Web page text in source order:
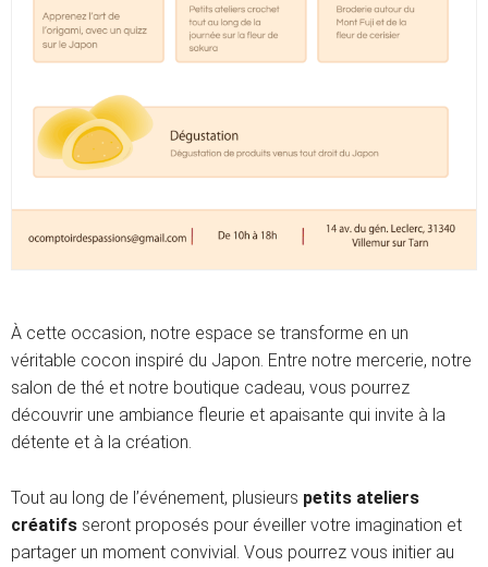
À cette occasion, notre espace se transforme en un
véritable cocon inspiré du Japon. Entre notre mercerie, notre
salon de thé et notre boutique cadeau, vous pourrez
découvrir une ambiance fleurie et apaisante qui invite à la
détente et à la création.
Tout au long de l’événement, plusieurs petits ateliers
créatifs seront proposés pour éveiller votre imagination et
partager un moment convivial. Vous pourrez vous initier au